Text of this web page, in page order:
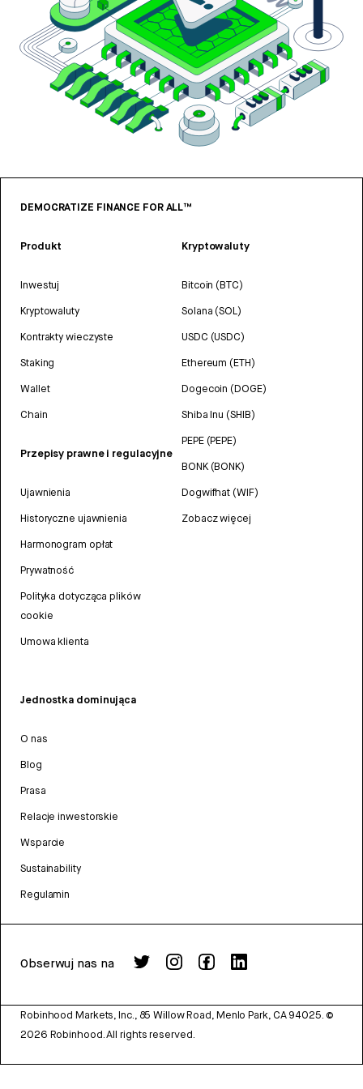
DEMOCRATIZE FINANCE FOR ALL™
Produkt
Inwestuj
Kryptowaluty
Kontrakty wieczyste
Staking
Wallet
Chain
Przepisy prawne i regulacyjne
Ujawnienia
Historyczne ujawnienia
Harmonogram opłat
Prywatność
Polityka dotycząca plików
cookie
Umowa klienta
Kryptowaluty
Bitcoin (BTC)
Solana (SOL)
USDC (USDC)
Ethereum (ETH)
Dogecoin (DOGE)
Shiba Inu (SHIB)
PEPE (PEPE)
BONK (BONK)
Dogwifhat (WIF)
Zobacz więcej
Jednostka dominująca
O nas
Blog
Prasa
Relacje inwestorskie
Wsparcie
Sustainability
Regulamin
Obserwuj nas na
Robinhood Markets, Inc., 85 Willow Road, Menlo Park, CA 94025. ©
2026 Robinhood. All rights reserved.